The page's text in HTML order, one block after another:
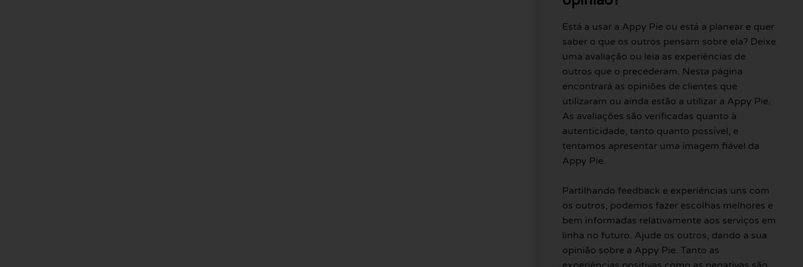
Está a usar a Appy Pie ou está a planear e quer
saber o que os outros pensam sobre ela? Deixe
uma avaliação ou leia as experiências de
outros que o precederam. Nesta página
encontrará as opiniões de clientes que
utilizaram ou ainda estão a utilizar a Appy Pie.
As avaliações são verificadas quanto à
autenticidade, tanto quanto possível, e
tentamos apresentar uma imagem fiável da
Appy Pie.
Partilhando feedback e experiências uns com
os outros, podemos fazer escolhas melhores e
bem informadas relativamente aos serviços em
linha no futuro. Ajude os outros, dando a sua
opinião sobre a Appy Pie. Tanto as